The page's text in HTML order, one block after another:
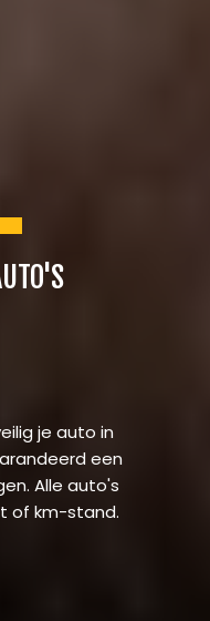
je auto in
een
Alle auto's
of km-stand.